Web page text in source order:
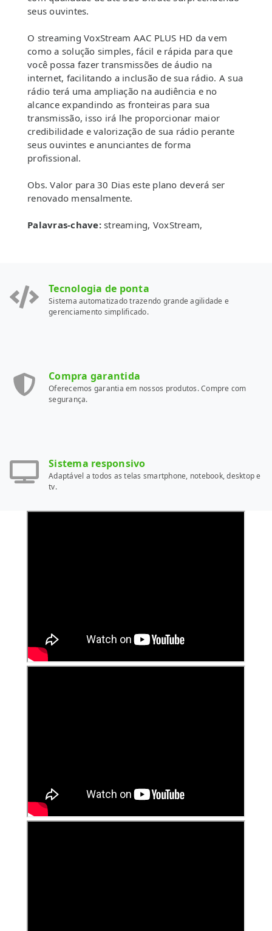
seus ouvintes.
O streaming VoxStream AAC PLUS HD da vem
como a solução simples, fácil e rápida para que
você possa fazer transmissões de áudio na
internet, facilitando a inclusão de sua rádio. A sua
rádio terá uma ampliação na audiência e no
alcance expandindo as fronteiras para sua
transmissão, isso irá lhe proporcionar maior
credibilidade e valorização de sua rádio perante
seus ouvintes e anunciantes de forma
profissional.
Obs. Valor para 30 Dias este plano deverá ser
renovado mensalmente.
Palavras-chave:streaming, VoxStream,
Tecnologia de ponta
Sistema automatizado trazendo grande agilidade e
gerenciamento simplificado.
Compra garantida
Oferecemos garantia em nossos produtos. Compre com
segurança.
Sistema responsivo
Adaptável a todos as telas smartphone, notebook, desktop e
tv.